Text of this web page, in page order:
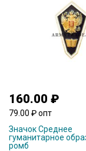
160.00 ₽
79.00 ₽ опт
Значок Среднее
гуманитарное
ромб